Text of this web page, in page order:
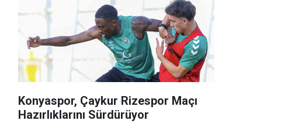
Konyaspor, Çaykur Rizespor Maçı
Hazırlıklarını Sürdürüyor